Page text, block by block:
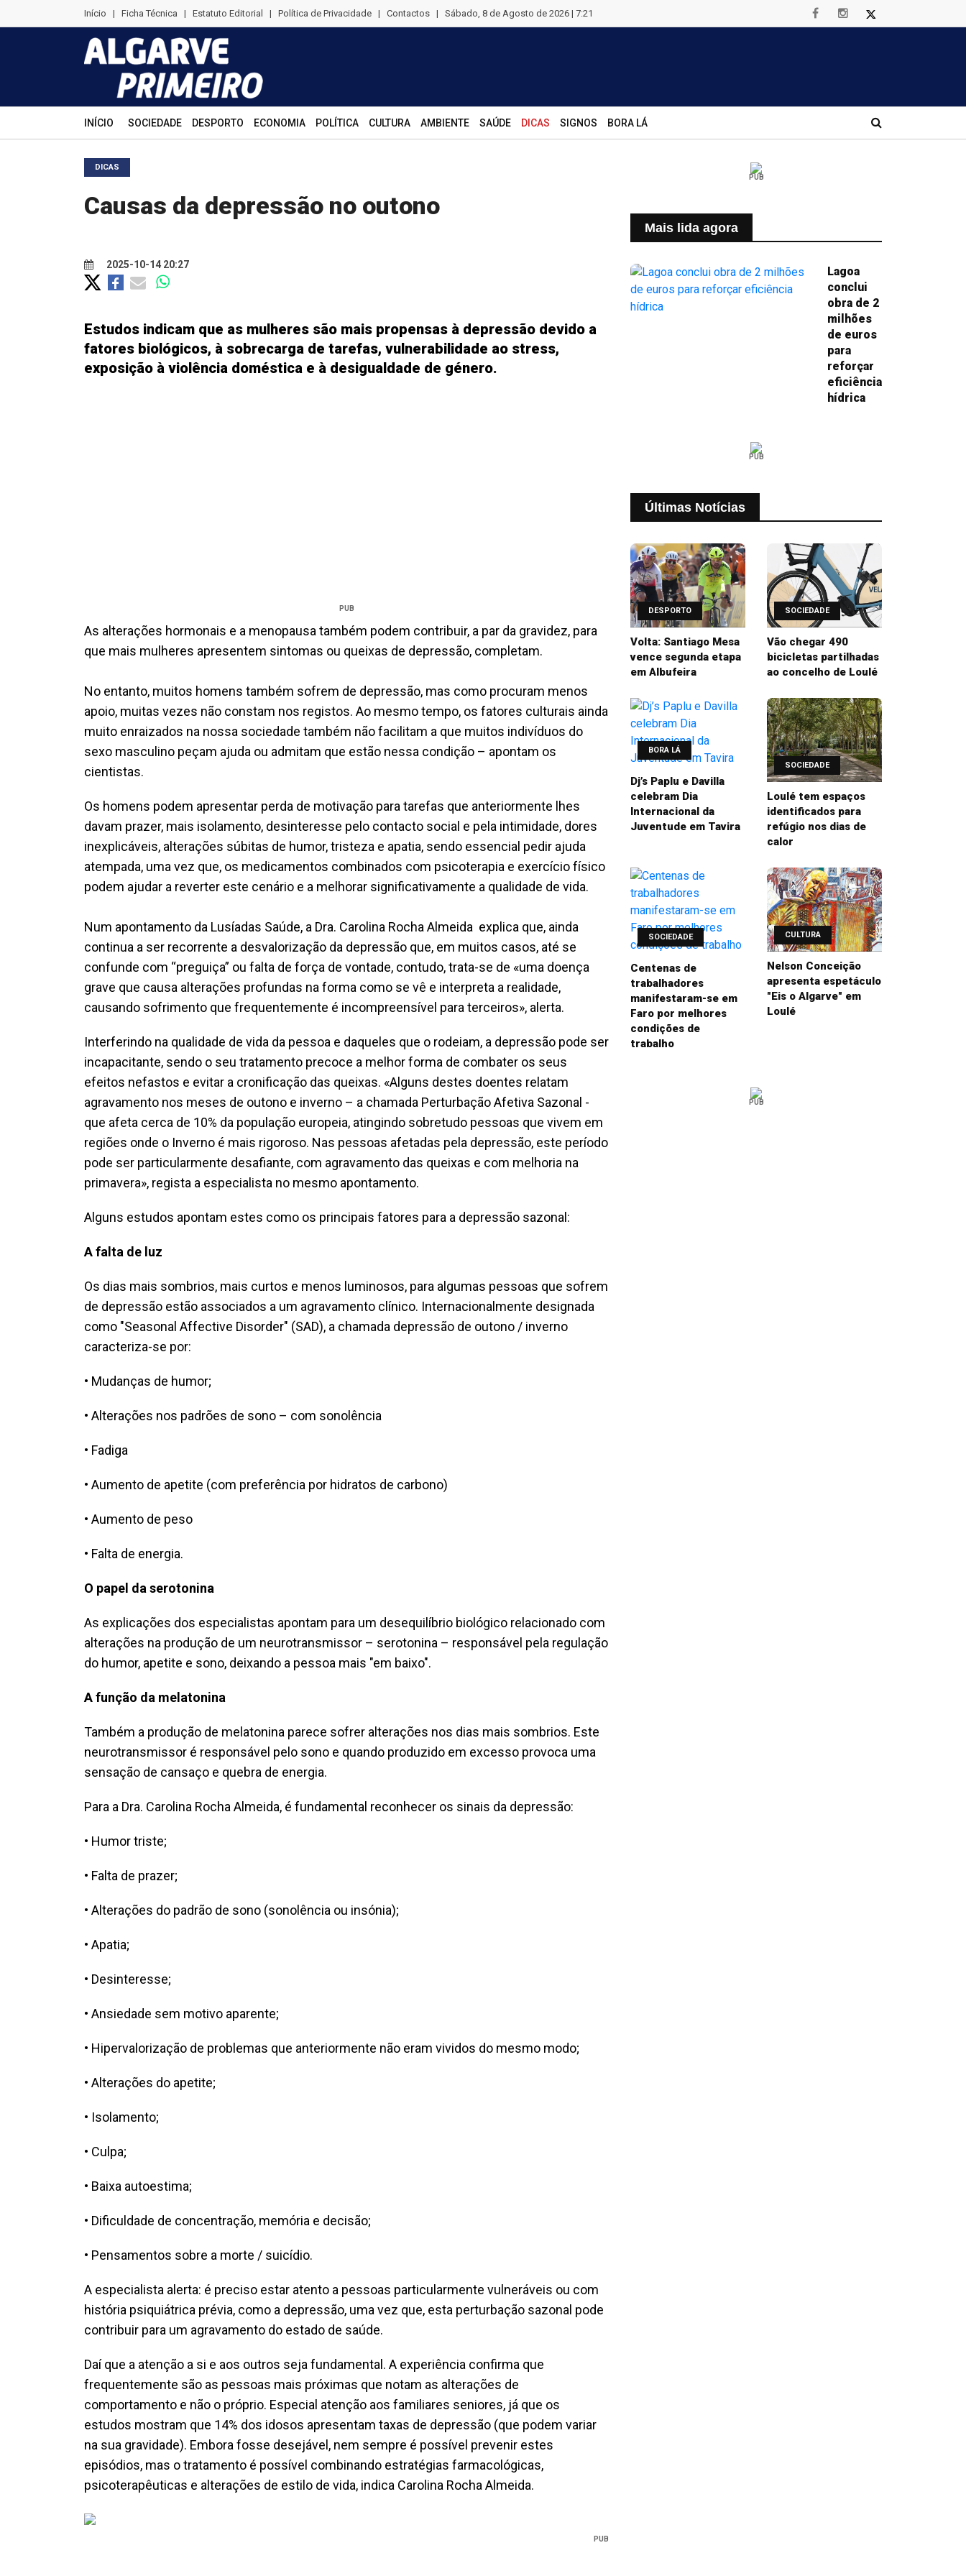
Início | Ficha Técnica | Estatuto Editorial | Política de Privacidade | Contactos | Sábado, 8 de Agosto de 2026 | 7:21
INÍCIO SOCIEDADE DESPORTO ECONOMIA POLÍTICA CULTURA AMBIENTE SAÚDE DICAS SIGNOS BORA LÁ
DICAS
Causas da depressão no outono
2025-10-14 20:27
Estudos indicam que as mulheres são mais propensas à depressão devido a
fatores biológicos, à sobrecarga de tarefas, vulnerabilidade ao stress,
exposição à violência doméstica e à desigualdade de género.
PUB
As alterações hormonais e a menopausa também podem contribuir, a par da gravidez, para
que mais mulheres apresentem sintomas ou queixas de depressão, completam.
No entanto, muitos homens também sofrem de depressão, mas como procuram menos
apoio, muitas vezes não constam nos registos. Ao mesmo tempo, os fatores culturais ainda
muito enraizados na nossa sociedade também não facilitam a que muitos indivíduos do
sexo masculino peçam ajuda ou admitam que estão nessa condição – apontam os
cientistas.
Os homens podem apresentar perda de motivação para tarefas que anteriormente lhes
davam prazer, mais isolamento, desinteresse pelo contacto social e pela intimidade, dores
inexplicáveis, alterações súbitas de humor, tristeza e apatia, sendo essencial pedir ajuda
atempada, uma vez que, os medicamentos combinados com psicoterapia e exercício físico
podem ajudar a reverter este cenário e a melhorar significativamente a qualidade de vida.
Num apontamento da Lusíadas Saúde, a Dra. Carolina Rocha Almeida explica que, ainda
continua a ser recorrente a desvalorização da depressão que, em muitos casos, até se
confunde com “preguiça” ou falta de força de vontade, contudo, trata-se de «uma doença
grave que causa alterações profundas na forma como se vê e interpreta a realidade,
causando sofrimento que frequentemente é incompreensível para terceiros», alerta.
Interferindo na qualidade de vida da pessoa e daqueles que o rodeiam, a depressão pode ser
incapacitante, sendo o seu tratamento precoce a melhor forma de combater os seus
efeitos nefastos e evitar a cronificação das queixas. «Alguns destes doentes relatam
agravamento nos meses de outono e inverno – a chamada Perturbação Afetiva Sazonal -
que afeta cerca de 10% da população europeia, atingindo sobretudo pessoas que vivem em
regiões onde o Inverno é mais rigoroso. Nas pessoas afetadas pela depressão, este período
pode ser particularmente desafiante, com agravamento das queixas e com melhoria na
primavera», regista a especialista no mesmo apontamento.
Alguns estudos apontam estes como os principais fatores para a depressão sazonal:
A falta de luz
Os dias mais sombrios, mais curtos e menos luminosos, para algumas pessoas que sofrem
de depressão estão associados a um agravamento clínico. Internacionalmente designada
como "Seasonal Affective Disorder" (SAD), a chamada depressão de outono / inverno
caracteriza-se por:
• Mudanças de humor;
• Alterações nos padrões de sono – com sonolência
• Fadiga
• Aumento de apetite (com preferência por hidratos de carbono)
• Aumento de peso
• Falta de energia.
O papel da serotonina
As explicações dos especialistas apontam para um desequilíbrio biológico relacionado com
alterações na produção de um neurotransmissor – serotonina – responsável pela regulação
do humor, apetite e sono, deixando a pessoa mais "em baixo".
A função da melatonina
Também a produção de melatonina parece sofrer alterações nos dias mais sombrios. Este
neurotransmissor é responsável pelo sono e quando produzido em excesso provoca uma
sensação de cansaço e quebra de energia.
Para a Dra. Carolina Rocha Almeida, é fundamental reconhecer os sinais da depressão:
• Humor triste;
• Falta de prazer;
• Alterações do padrão de sono (sonolência ou insónia);
• Apatia;
• Desinteresse;
• Ansiedade sem motivo aparente;
• Hipervalorização de problemas que anteriormente não eram vividos do mesmo modo;
• Alterações do apetite;
• Isolamento;
• Culpa;
• Baixa autoestima;
• Dificuldade de concentração, memória e decisão;
• Pensamentos sobre a morte / suicídio.
A especialista alerta: é preciso estar atento a pessoas particularmente vulneráveis ou com
história psiquiátrica prévia, como a depressão, uma vez que, esta perturbação sazonal pode
contribuir para um agravamento do estado de saúde.
Daí que a atenção a si e aos outros seja fundamental. A experiência confirma que
frequentemente são as pessoas mais próximas que notam as alterações de
comportamento e não o próprio. Especial atenção aos familiares seniores, já que os
estudos mostram que 14% dos idosos apresentam taxas de depressão (que podem variar
na sua gravidade). Embora fosse desejável, nem sempre é possível prevenir estes
episódios, mas o tratamento é possível combinando estratégias farmacológicas,
psicoterapêuticas e alterações de estilo de vida, indica Carolina Rocha Almeida.
PUB
PUB
Mais lida agora
Lagoa
conclui
obra de 2
milhões
de euros
para
reforçar
eficiência
hídrica
PUB
Últimas Notícias
DESPORTO
Volta: Santiago Mesa
vence segunda etapa
em Albufeira
SOCIEDADE
Vão chegar 490
bicicletas partilhadas
ao concelho de Loulé
BORA LÁ
Dj’s Paplu e Davilla
celebram Dia
Internacional da
Juventude em Tavira
SOCIEDADE
Loulé tem espaços
identificados para
refúgio nos dias de
calor
SOCIEDADE
Centenas de
trabalhadores
manifestaram-se em
Faro por melhores
condições de
trabalho
CULTURA
Nelson Conceição
apresenta espetáculo
"Eis o Algarve" em
Loulé
PUB